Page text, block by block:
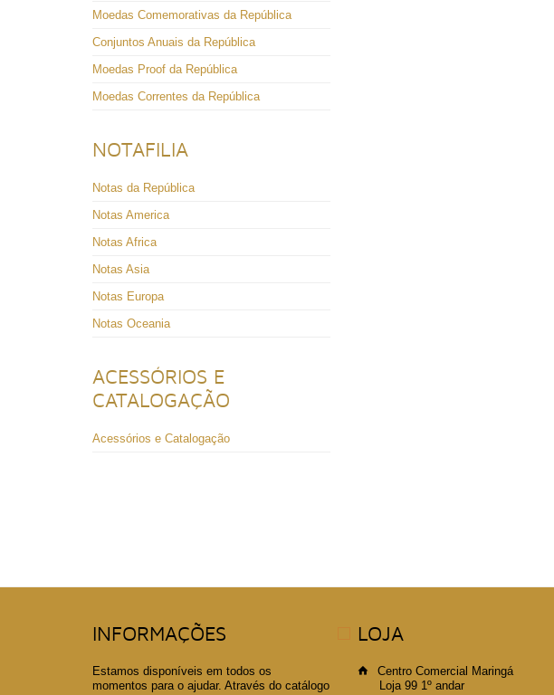
Moedas Comemorativas da República
Conjuntos Anuais da República
Moedas Proof da República
Moedas Correntes da República
NOTAFILIA
Notas da República
Notas America
Notas Africa
Notas Asia
Notas Europa
Notas Oceania
ACESSÓRIOS E
CATALOGAÇÃO
Acessórios e Catalogação
INFORMAÇÕES
Estamos disponíveis em todos os
momentos para o ajudar. Através do catálogo
LOJA
Centro Comercial Maringá
Loja 99 1º andar